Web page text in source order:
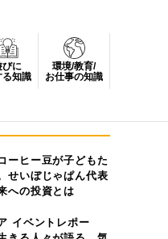
びに
る知識
環境/教育/
お仕事の知識
ーヒー豆が子どもた
せいぼじゃぱん代表
への投資とは
イベントレポー